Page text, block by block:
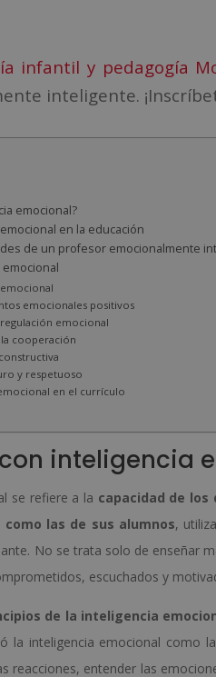
infantil y pedagogía
inteligente.
emocional?
en la educación
de un profesor emocionalmente
emocionales positivos
emocional
cooperación
y respetuoso
en el currículo
inteligencia
se refiere a la capacidad de
las de sus alumnos,
No se trata solo de enseñar
escuchados y
de la inteligencia
la inteligencia emocional como
reacciones, entender las